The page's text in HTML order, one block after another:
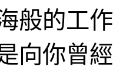
般的工
向你曾